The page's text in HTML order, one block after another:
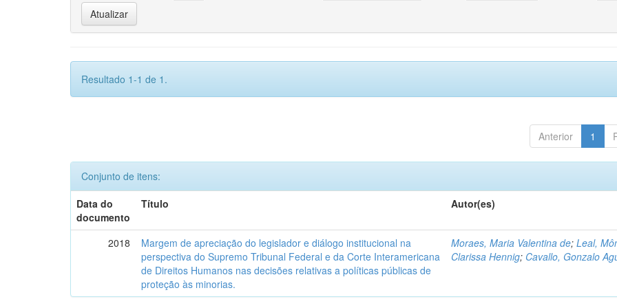
Resultado 1-1 de 1.
Anterior 1
Conjunto de itens:
Data do
documento
Título Autor(es)
2018
Margem de apreciação do legislador e diálogo institucional na
perspectiva do Supremo Tribunal Federal e da Corte Interamericana
de Direitos Humanos nas decisões relativas a políticas públicas de
proteção às minorias.
Moraes, Maria Valentina de;Leal,
Clarissa Hennig; Cavallo, Gonzalo